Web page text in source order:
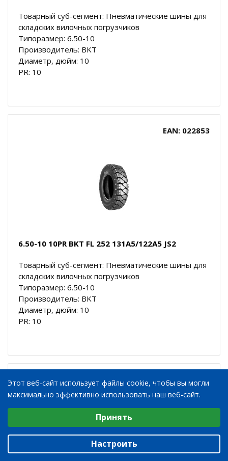
Товарный суб-сегмент: Пневматические шины для
складских вилочных погрузчиков
Типоразмер: 6.50-10
Производитель: BKT
Диаметр, дюйм: 10
PR: 10
EAN: 022853
6.50-10 10PR BKT FL 252 131A5/122A5 JS2
Товарный суб-сегмент: Пневматические шины для
складских вилочных погрузчиков
Типоразмер: 6.50-10
Производитель: BKT
Диаметр, дюйм: 10
PR: 10
EAN: 029393
Этот веб-сайт использует файлы cookie, чтобы вы могли
максимально эффективно использовать наш веб-сайт.
Выберите настройки cookie
Аналитические/Функциональные
Принять
Настроить